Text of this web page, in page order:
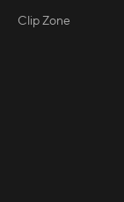
Clip Zone